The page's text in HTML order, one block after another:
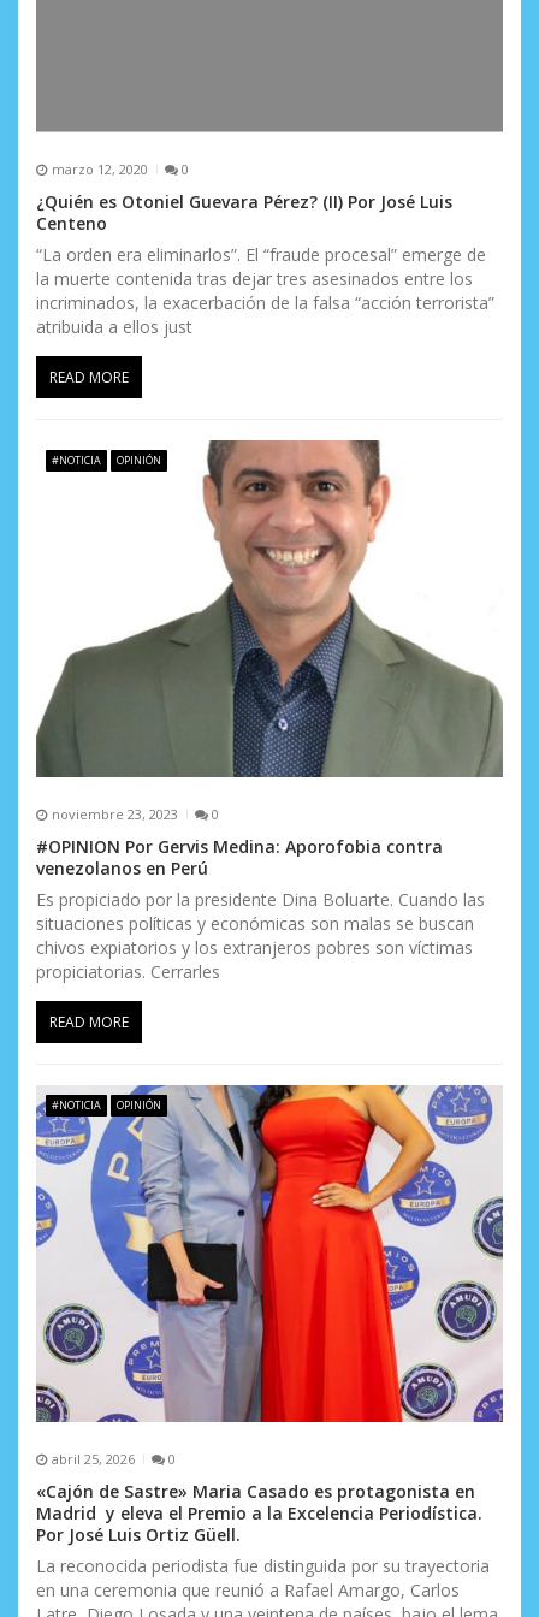
marzo 12, 2020 0
¿Quién es Otoniel Guevara Pérez? (II) Por José Luis
Centeno
“La orden era eliminarlos”. El “fraude procesal” emerge de
la muerte contenida tras dejar tres asesinados entre los
incriminados, la exacerbación de la falsa “acción terrorista”
atribuida a ellos just
READ MORE
#NOTICIA OPINIÓN
noviembre 23, 2023 0
#OPINION Por Gervis Medina: Aporofobia contra
venezolanos en Perú
Es propiciado por la presidente Dina Boluarte. Cuando las
situaciones políticas y económicas son malas se buscan
chivos expiatorios y los extranjeros pobres son víctimas
propiciatorias. Cerrarles
READ MORE
#NOTICIA OPINIÓN
abril 25, 2026 0
«Cajón de Sastre» Maria Casado es protagonista en
Madrid y eleva el Premio a la Excelencia Periodística.
Por José Luis Ortiz Güell.
La reconocida periodista fue distinguida por su trayectoria
en una ceremonia que reunió a Rafael Amargo, Carlos